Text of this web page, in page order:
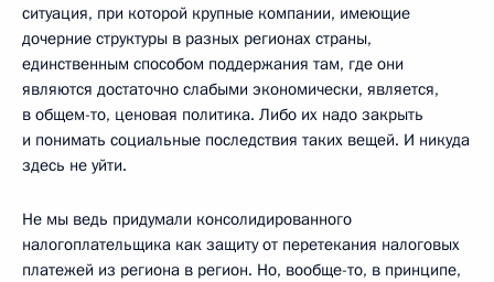
ситуация, при которой крупные компании, имеющие
дочерние структуры в разных регионах страны,
единственным способом поддержания там, где они
являются достаточно слабыми экономически, является,
в общем-то, ценовая политика. Либо их надо закрыть
и понимать социальные последствия таких вещей. И никуда
здесь не уйти.
Не мы ведь придумали консолидированного
налогоплательщика как защиту от перетекания налоговых
платежей из региона в регион. Но, вообще-то, в принципе,